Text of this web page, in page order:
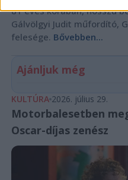
81 éves korában, hosszú
Gálvölgyi Judit műfordító,
felesége. Bővebben...
Ajánljuk még
KULTÚRA 2026. július 29.
Motorbalesetben
Oscar-díjas zenész